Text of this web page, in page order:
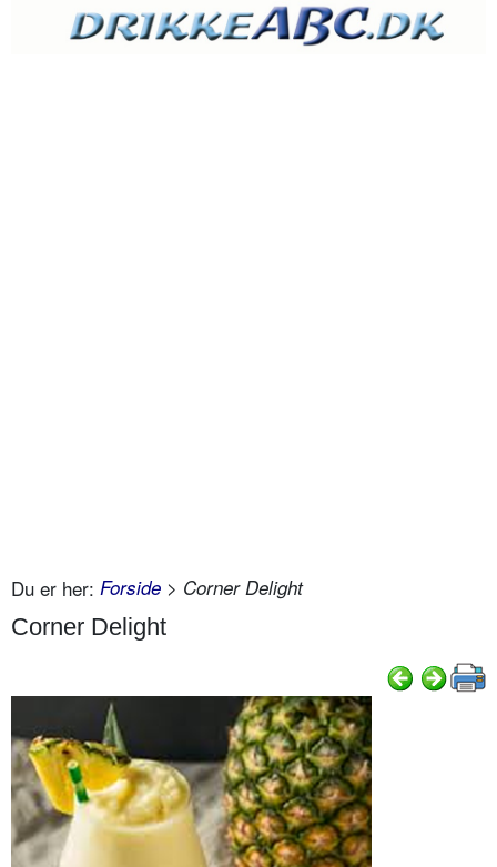
Du er her: Forside > Corner Delight
Corner Delight